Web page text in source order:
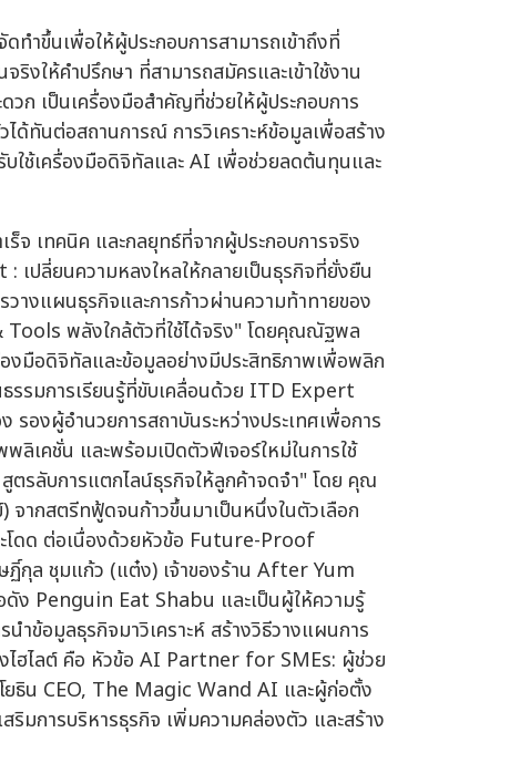
ขึ้นเพื่อให้ผู้ประกอบการสามารถเข้าถึงที่
งให้คำปรึกษา ที่สามารถสมัครและเข้าใช้งาน
ก เป็นเครื่องมือสำคัญที่ช่วยให้ผู้ประกอบการ
ด้ทันต่อสถานการณ์ การวิเคราะห์ข้อมูลเพื่อสร้าง
ใช้เครื่องมือดิจิทัลและ AI เพื่อช่วยลดต้นทุนและ
ร็จ เทคนิค และกลยุทธ์ที่จากผู้ประกอบการจริง
ปลี่ยนความหลงใหลให้กลายเป็นธุรกิจที่ยั่งยืน
างแผนธุรกิจและการก้าวผ่านความท้าทายของ
Tools พลังใกล้ตัวที่ใช้ได้จริง" โดยคุณณัฐพล
งมือดิจิทัลและข้อมูลอย่างมีประสิทธิภาพเพื่อพลิก
รมการเรียนรู้ที่ขับเคลื่อนด้วย ITD Expert
องผู้อำนวยการสถาบันระหว่างประเทศเพื่อการ
เคชั่น และพร้อมเปิดตัวฟีเจอร์ใหม่ในการใช้
รลับการแตกไลน์ธุรกิจให้ลูกค้าจดจำ" โดย คุณ
ากสตรีทฟู้ดจนก้าวขึ้นมาเป็นหนึ่งในตัวเลือก
โดด ต่อเนื่องด้วยหัวข้อ Future-Proof
กุล ชุมแก้ว (แต๋ง) เจ้าของร้าน After Yum
ง Penguin Eat Shabu และเป็นผู้ให้ความรู้
ข้อมูลธุรกิจมาวิเคราะห์ สร้างวิธีวางแผนการ
ไฮไลต์ คือ หัวข้อ AI Partner for SMEs: ผู้ช่วย
ยธิน CEO, The Magic Wand AI และผู้ก่อตั้ง
มการบริหารธุรกิจ เพิ่มความคล่องตัว และสร้าง